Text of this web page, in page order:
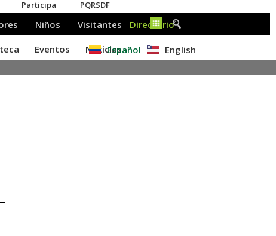
Español English